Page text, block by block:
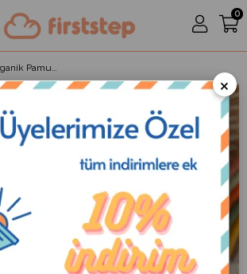
0
Organik Pamuk Kaydırmaz Taban Çıtçıtlı Açık Yeşil Panduf
×